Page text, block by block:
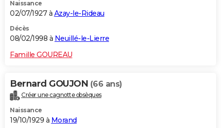
Naissance
02/07/1927 à Azay-le-Rideau
Décès
08/02/1998 à Neuillé-le-Lierre
Famille GOUREAU
Bernard GOUJON (66 ans)
Créer une cagnotte obsèques
Naissance
19/10/1929 à Morand